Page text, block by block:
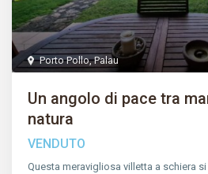
Porto Pollo,Palau
Un angolo di pace tra
natura
VENDUTO
Questa meravigliosa villetta a schiera